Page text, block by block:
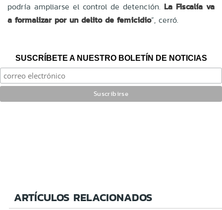
podría ampliarse el control de detención. La Fiscalía va
a formalizar por un delito de femicidio”, cerró.
SUSCRÍBETE A NUESTRO BOLETÍN DE NOTICIAS
ARTÍCULOS RELACIONADOS